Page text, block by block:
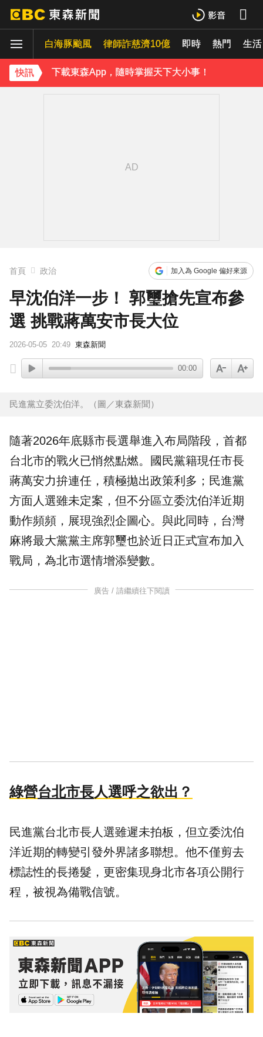
白海豚颱風 律師詐慈濟10億 即時 熱門 生活
快訊
下載東森App，隨時掌握天下大小事！
首頁 政治 加入為 Google 偏好來源
早沈伯洋一步！ 郭璽搶先宣布參
選 挑戰蔣萬安市長大位
2026-05-05 20:49 東森新聞
00:00
民進黨立委沈伯洋。（圖／東森新聞）
隨著2026年底縣市長選舉進入布局階段，首都
台北市的戰火已悄然點燃。國民黨籍現任市長
蔣萬安力拚連任，積極拋出政策利多；民進黨
方面人選雖未定案，但不分區立委沈伯洋近期
動作頻頻，展現強烈企圖心。與此同時，台灣
麻將最大黨黨主席郭璽也於近日正式宣布加入
戰局，為北市選情增添變數。
廣告 / 請繼續往下閱讀
綠營台北市長人選呼之欲出？
民進黨台北市長人選雖遲未拍板，但立委沈伯
洋近期的轉變引發外界諸多聯想。他不僅剪去
標誌性的長捲髮，更密集現身北市各項公開行
程，被視為備戰信號。